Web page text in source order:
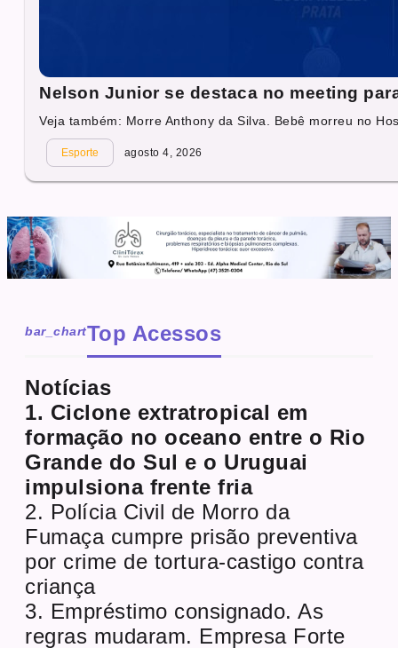
Nelson Junior se destaca no meeting
Veja também: Morre Anthony da Silva. Bebê morreu no
Esporte agosto 4, 2026
bar_chartTop Acessos
Notícias
1. Ciclone extratropical em
formação no oceano entre o Rio
Grande do Sul e o Uruguai
impulsiona frente fria
2. Polícia Civil de Morro da
Fumaça cumpre prisão preventiva
por crime de tortura-castigo contra
criança
3. Empréstimo consignado. As
regras mudaram. Empresa Forte